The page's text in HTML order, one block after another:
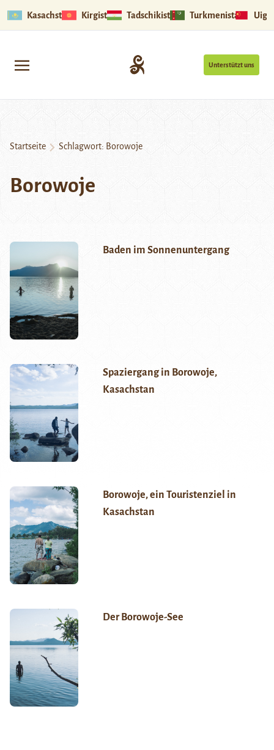
Kasachstan Kirgistan Tadschikistan Turkmenistan
Unterstützt uns
Startseite Schlagwort: Borowoje
Borowoje
Baden im Sonnenuntergang
Spaziergang in Borowoje,
Kasachstan
Borowoje, ein Touristenziel in
Kasachstan
Der Borowoje-See